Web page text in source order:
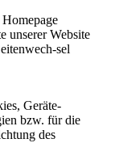
unserer Website
sel
Geräte-
bzw. für die
des